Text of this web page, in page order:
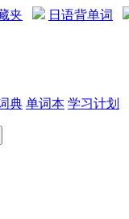
夹 日语背单词
典 单词本 学习计划